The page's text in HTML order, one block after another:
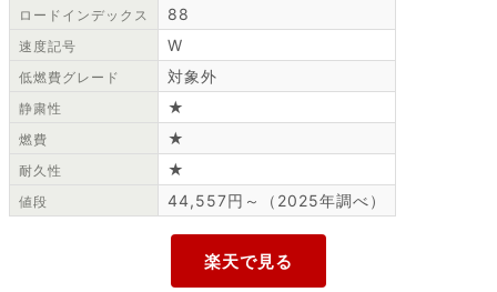
ロードインデックス 88
速度記号 W
低燃費グレード 対象外
静粛性 ★
燃費 ★
耐久性 ★
値段 44,557円～（2025年調べ）